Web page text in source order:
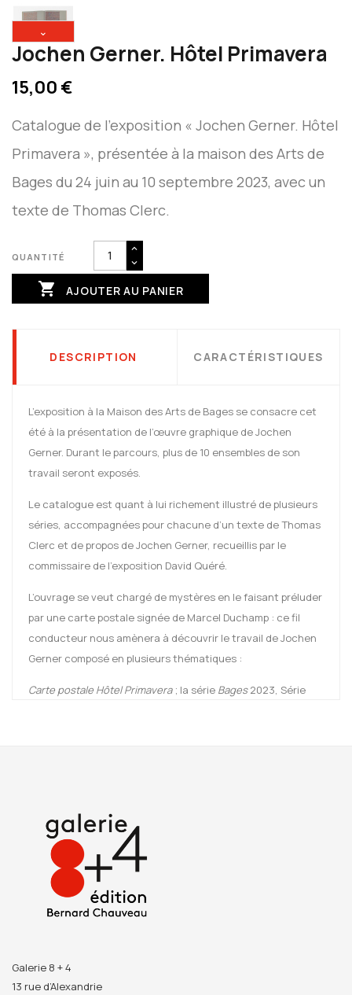
⌄
Jochen Gerner. Hôtel Primavera
15,00 €
Catalogue de l’exposition « Jochen Gerner. Hôtel
Primavera », présentée à la maison des Arts de
Bages du 24 juin au 10 septembre 2023, avec un
texte de Thomas Clerc.
QUANTITÉ
 AJOUTER AU PANIER
DESCRIPTION CARACTÉRISTIQUES
L’exposition à la Maison des Arts de Bages se consacre cet
été à la présentation de l’œuvre graphique de Jochen
Gerner. Durant le parcours, plus de 10 ensembles de son
travail seront exposés.
Le catalogue est quant à lui richement illustré de plusieurs
séries, accompagnées pour chacune d’un texte de Thomas
Clerc et de propos de Jochen Gerner, recueillis par le
commissaire de l’exposition David Quéré.
L’ouvrage se veut chargé de mystères en le faisant préluder
par une carte postale signée de Marcel Duchamp : ce fil
conducteur nous amènera à découvrir le travail de Jochen
Gerner composé en plusieurs thématiques :
Carte postale Hôtel Primavera; la série Bages2023, Série
Galerie 8 + 4
13 rue d’Alexandrie